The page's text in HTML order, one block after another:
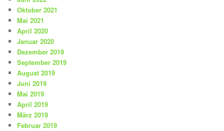
Oktober 2021
Mai 2021
April 2020
Januar 2020
Dezember 2019
September 2019
August 2019
Juni 2019
Mai 2019
April 2019
März 2019
Februar 2019